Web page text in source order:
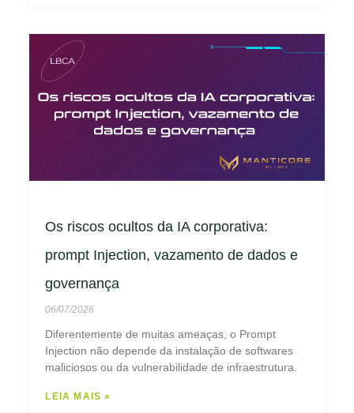
Os riscos ocultos da IA corporativa:
prompt Injection, vazamento de dados e
governança
06/07/2026
Diferentemente de muitas ameaças, o Prompt
Injection não depende da instalação de softwares
maliciosos ou da vulnerabilidade de infraestrutura.
LEIA MAIS »